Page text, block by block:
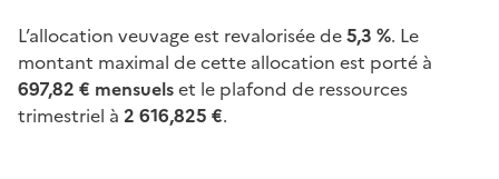
L’allocation veuvage est revalorisée de5,3 %. Le
montant maximal de cette allocation est porté à
697,82 € mensuelset le plafond de ressources
trimestriel à 2 616,825 €.